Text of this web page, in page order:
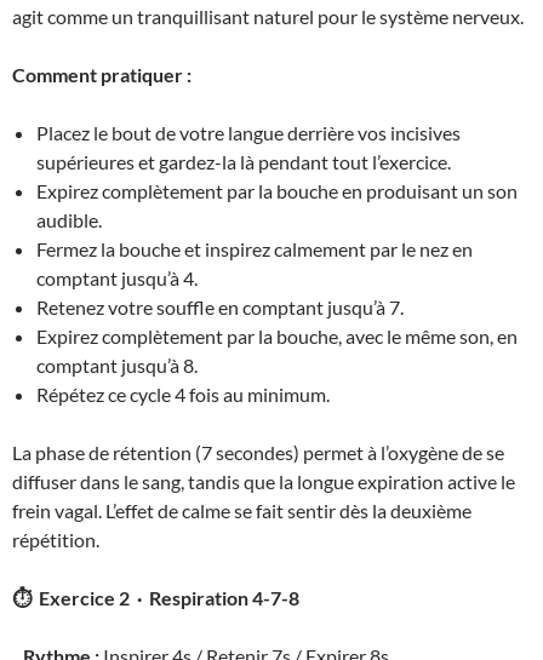
agit comme un tranquillisant naturel pour le système nerveux.
Comment pratiquer :
Placez le bout de votre langue derrière vos incisives
supérieures et gardez-la là pendant tout l’exercice.
Expirez complètement par la bouche en produisant un son
audible.
Fermez la bouche et inspirez calmement par le nez en
comptant jusqu’à 4.
Retenez votre souffle en comptant jusqu’à 7.
Expirez complètement par la bouche, avec le même son, en
comptant jusqu’à 8.
Répétez ce cycle 4 fois au minimum.
La phase de rétention (7 secondes) permet à l’oxygène de se
diffuser dans le sang, tandis que la longue expiration active le
frein vagal. L’effet de calme se fait sentir dès la deuxième
répétition.
⏱ Exercice 2 · Respiration 4-7-8